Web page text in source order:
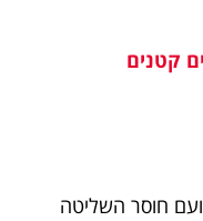
קטנים
חוסר השליטה